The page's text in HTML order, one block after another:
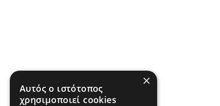
×
Αυτός ο ιστότοπος
χρησιμοποιεί cookies